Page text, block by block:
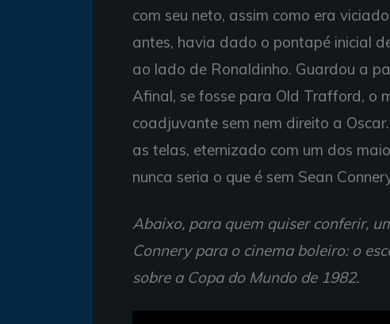
com seu neto, assim como era
antes, havia dado o pontapé inicial
ao lado de Ronaldinho. Guardou a
Afinal, se fosse para Old Trafford, o
coadjuvante sem nem direito a
as telas, eternizado com um dos
nunca seria o que é sem Sean
Abaixo, para quem quiser conferir,
Connery para o cinema boleiro: o
sobre a Copa do Mundo de 1982.